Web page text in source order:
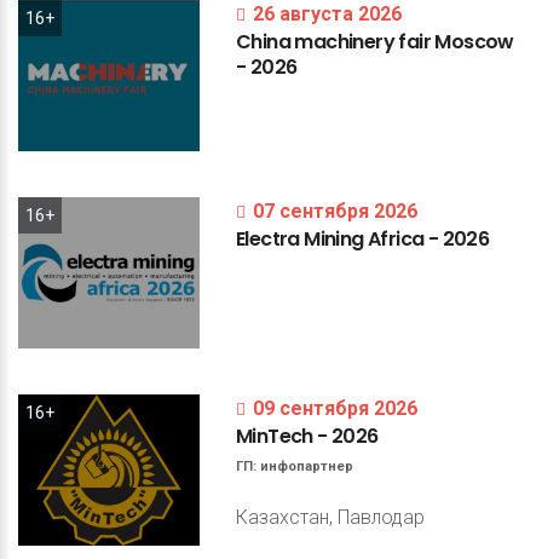
16+ 26 августа 2026
ChinamachineryfairMoscow
- 2026
16+ 07 сентября 2026
ElectraMiningAfrica- 2026
16+ 09 сентября 2026
MinTech- 2026
ГП: инфопартнер
Казахстан, Павлодар